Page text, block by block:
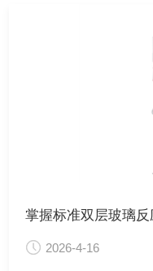
2026-4-16